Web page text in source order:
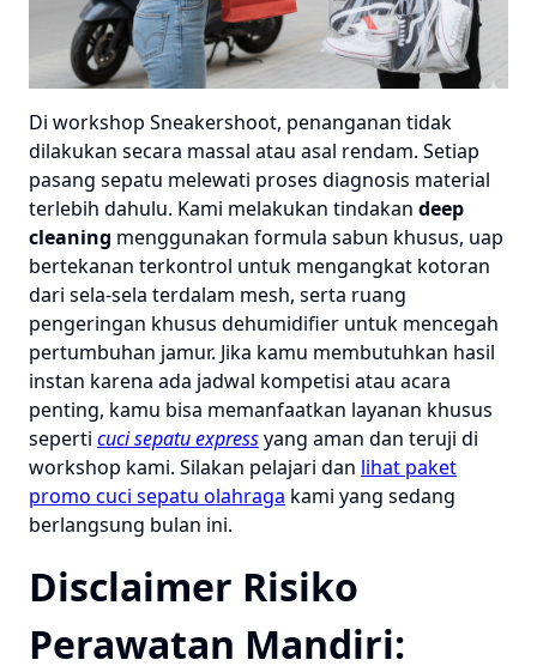
Di workshop Sneakershoot, penanganan tidak
dilakukan secara massal atau asal rendam. Setiap
pasang sepatu melewati proses diagnosis material
terlebih dahulu. Kami melakukan tindakan deep
cleaning menggunakan formula sabun khusus, uap
bertekanan terkontrol untuk mengangkat kotoran
dari sela-sela terdalam mesh, serta ruang
pengeringan khusus dehumidifier untuk mencegah
pertumbuhan jamur. Jika kamu membutuhkan hasil
instan karena ada jadwal kompetisi atau acara
penting, kamu bisa memanfaatkan layanan khusus
seperti cuci sepatu expressyang aman dan teruji di
workshop kami. Silakan pelajari dan lihat paket
promo cuci sepatu olahraga kami yang sedang
berlangsung bulan ini.
Disclaimer Risiko
Perawatan Mandiri: